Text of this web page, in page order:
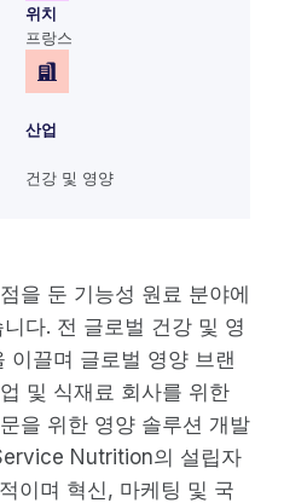
위치
프랑스
산업
건강 및 영양
을 둔 기능성 원료 분야에
다. 전 글로벌 건강 및 영
이끌며 글로벌 영양 브랜
및 식재료 회사를 위한
을 위한 영양 솔루션 개발
Nutrition의 설립자
이며 혁신, 마케팅 및 국